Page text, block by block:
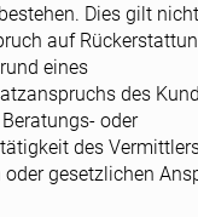
Dies gilt
auf
eines
des
oder
des
gesetzlichen